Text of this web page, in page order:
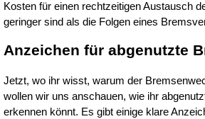
Kosten für einen rechtzeitigen Austausch
geringer sind als die Folgen eines
Anzeichen für abgenutzte
Jetzt, wo ihr wisst, warum der
wollen wir uns anschauen, wie ihr
erkennen könnt. Es gibt einige klare